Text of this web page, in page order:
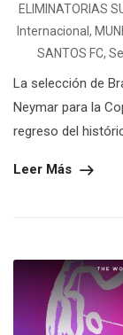
ELIMINATORIAS
Internacional ,
SANTOS FC,
La selección de
Neymar para la
regreso del
Leer Más